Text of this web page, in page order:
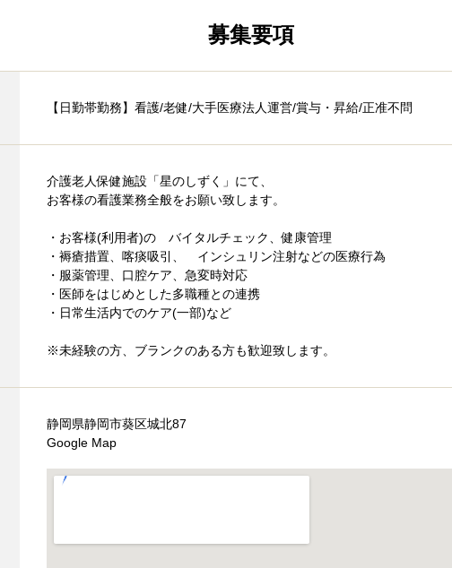
募集要項
【日勤帯勤務】看護/老健/大手医療法人運営/賞与・昇給/正准不問
介護老人保健施設「星のしずく」にて、
お客様の看護業務全般をお願い致します。
・お客様(利用者)の バイタルチェック、健康管理
・褥瘡措置、喀痰吸引、 インシュリン注射などの医療行為
・服薬管理、口腔ケア、急変時対応
・医師をはじめとした多職種との連携
・日常生活内でのケア(一部)など
※未経験の方、ブランクのある方も歓迎致します。
静岡県静岡市葵区城北87
Google Map